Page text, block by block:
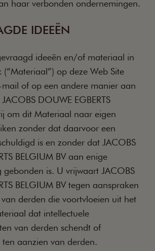
haar verbonden ondernemingen.
IDEEËN
ideeën en/of materiaal in
op deze Web Site
of op een andere manier aan
DOUWE EGBERTS
om dit Materiaal naar eigen
zonder dat daarvoor een
is en zonder dat JACOBS
BELGIUM BV aan enige
is. U vrijwaart JACOBS
BELGIUM BV tegen aanspraken
derden die voortvloeien uit het
dat intellectuele
van derden schendt of
aanzien van derden.